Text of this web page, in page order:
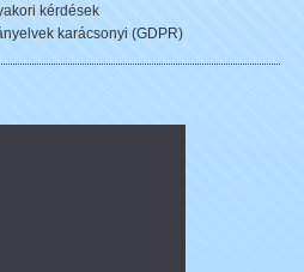
kérdések
karácsonyi (GDPR)